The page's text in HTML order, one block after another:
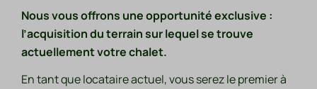
Nous vous offrons une opportunité exclusive :
l’acquisition du terrain sur lequel se trouve
actuellement votre chalet.
En tant que locataire actuel, vous serez le premier à